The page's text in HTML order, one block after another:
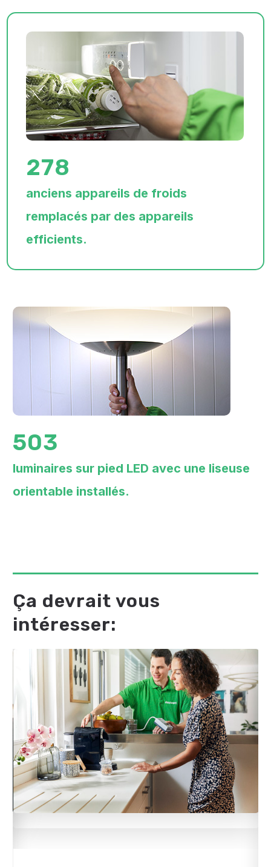
278
anciens appareils de froids
remplacés par des appareils
efficients.
503
luminaires sur pied LED avec une liseuse
orientable installés.
Ça devrait vous
intéresser: